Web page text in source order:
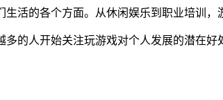
活的各个方面。从休闲娱乐到职业培训
的人开始关注玩游戏对个人发展的潜在